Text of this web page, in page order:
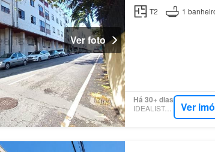
Ver foto
T2
1
Há 30+ dias
IDEALISTA.PT Ver